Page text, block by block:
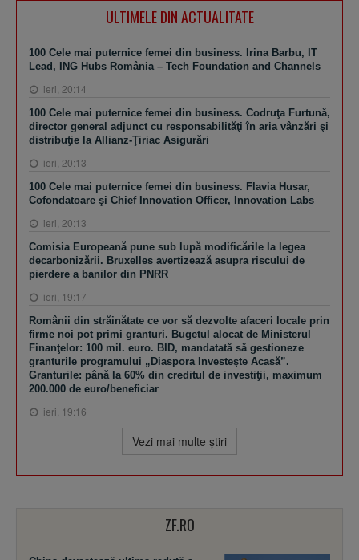
ULTIMELE DIN ACTUALITATE
100 Cele mai puternice femei din business. Irina Barbu, IT
Lead, ING Hubs România – Tech Foundation and Channels
ieri, 20:14
100 Cele mai puternice femei din business. Codruţa Furtună,
director general adjunct cu responsabilităţi în aria vânzări şi
distribuţie la Allianz-Ţiriac Asigurări
ieri, 20:13
100 Cele mai puternice femei din business. Flavia Husar,
Cofondatoare şi Chief Innovation Officer, Innovation Labs
ieri, 20:13
Comisia Europeană pune sub lupă modificările la legea
decarbonizării. Bruxelles avertizează asupra riscului de
pierdere a banilor din PNRR
ieri, 19:17
Românii din străinătate ce vor să dezvolte afaceri locale prin
firme noi pot primi granturi. Bugetul alocat de Ministerul
Finanţelor: 100 mil. euro. BID, mandatată să gestioneze
granturile programului „Diaspora Investeşte Acasă”.
Granturile: până la 60% din creditul de investiţii, maximum
200.000 de euro/beneficiar
ieri, 19:16
Vezi mai multe ştiri
ZF.RO